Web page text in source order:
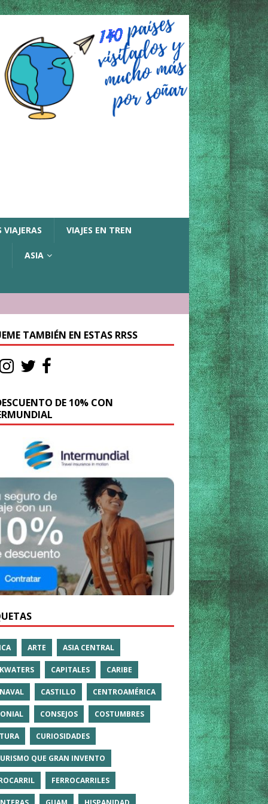
VIAJERAS VIAJES EN TREN
ASIA
TAMBIÉN EN ESTAS RRSS
DE 10% CON
ARTE ASIA CENTRAL
CAPITALES CARIBE
CASTILLO CENTROAMÉRICA
CONSEJOS COSTUMBRES
CURIOSIDADES
QUE GRAN INVENTO
FERROCARRILES